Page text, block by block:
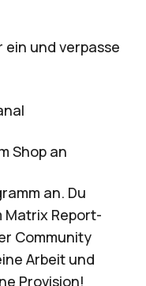
ein und verpasse
Shop an
an. Du
Matrix Report-
Community
Arbeit und
Provision!